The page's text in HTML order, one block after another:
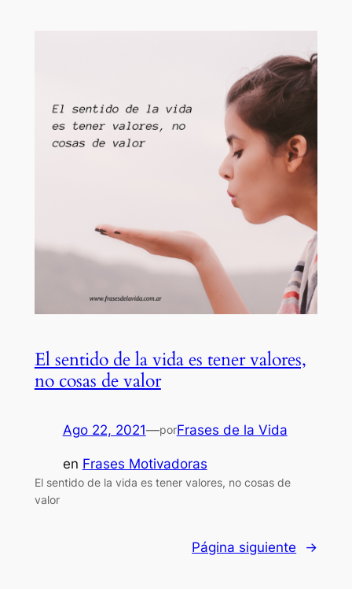
El sentido de la vida es tener valores,
no cosas de valor
Ago 22, 2021—porFrases de la Vida
en Frases Motivadoras
El sentido de la vida es tener valores, no cosas de
valor
Página siguiente →